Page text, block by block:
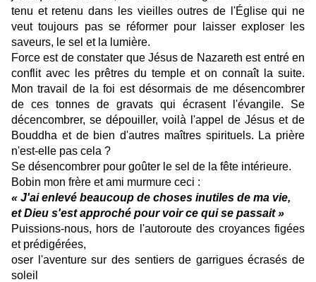
tenu et retenu dans les vieilles outres de l'Église qui ne
veut toujours pas se réformer pour laisser exploser les
saveurs, le sel et la lumière.
Force est de constater que Jésus de Nazareth est entré en
conflit avec les prêtres du temple et on connaît la suite.
Mon travail de la foi est désormais de me désencombrer
de ces tonnes de gravats qui écrasent l'évangile. Se
décencombrer, se dépouiller, voilà l'appel de Jésus et de
Bouddha et de bien d'autres maîtres spirituels. La prière
n'est-elle pas cela ?
Se désencombrer pour goûter le sel de la fête intérieure.
Bobin mon frère et ami murmure ceci :
« J'ai enlevé beaucoup de choses inutiles de ma vie,
et Dieu s'est approché pour voir ce qui se passait »
Puissions-nous, hors de l'autoroute des croyances figées
et prédigérées,
oser l'aventure sur des sentiers de garrigues écrasés de
soleil